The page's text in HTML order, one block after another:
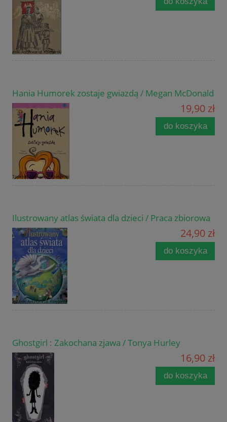
Hania Humorek zostaje gwiazdą / Megan McDonald
19,90 zł
do koszyka
Ilustrowany atlas świata dla dzieci / Praca zbiorowa
24,90 zł
do koszyka
Ghostgirl : Zakochana zjawa / Tonya Hurley
16,90 zł
do koszyka